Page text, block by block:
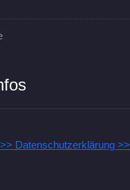
>> Datenschutzerklärung >>